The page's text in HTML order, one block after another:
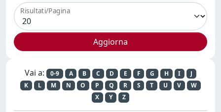
Risultati/Pagina
Vai a: 0-9 A B C D E F G H I
J
K
L M N O P Q R S T U V
W
X
Y Z